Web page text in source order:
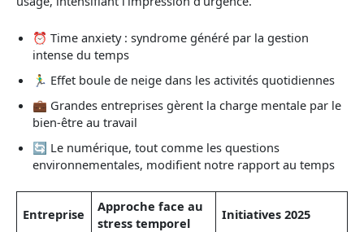
⏰ Time anxiety : syndrome généré par la gestion
intense du temps
🏃‍♂️ Effet boule de neige dans les activités quotidiennes
💼 Grandes entreprises gèrent la charge mentale par le
bien-être au travail
🔄 Le numérique, tout comme les questions
environnementales, modifient notre rapport au temps
Entreprise
Approche face au
stress temporel
Initiatives 2025